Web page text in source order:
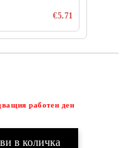
€5.71
работен ден